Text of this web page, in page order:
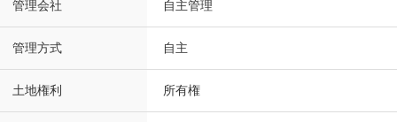
管理会社 自主管理
管理方式 自主
土地権利 所有権